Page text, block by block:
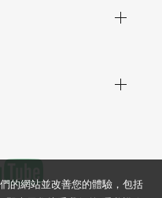
的網站並改善您的體驗，包括